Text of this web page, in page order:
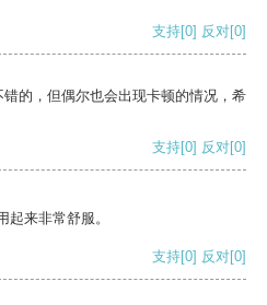
支持[0] 反对[0]
的，但偶尔也会出现卡顿的情况，希
支持[0] 反对[0]
来非常舒服。
支持[0] 反对[0]